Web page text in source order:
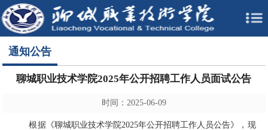
通知公告
聊城职业技术学院2025年公开招聘工作人员面试公告
时间：2025-06-09
根据《聊城职业技术学院2025年公开招聘工作人员公告》，现